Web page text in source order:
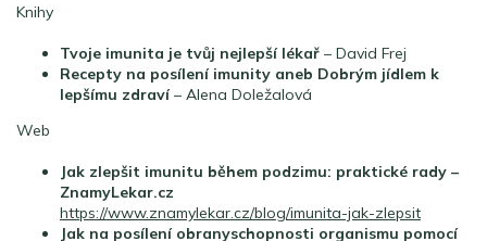
Knihy
Tvoje imunita je tvůj nejlepší lékař – David Frej
Recepty na posílení imunity aneb Dobrým jídlem k
lepšímu zdraví– Alena Doležalová
Web
Jak zlepšit imunitu během podzimu: praktické rady –
ZnamyLekar.cz
https://www.znamylekar.cz/blog/imunita-jak-zlepsit
Jak na posílení obranyschopnosti organismu pomocí